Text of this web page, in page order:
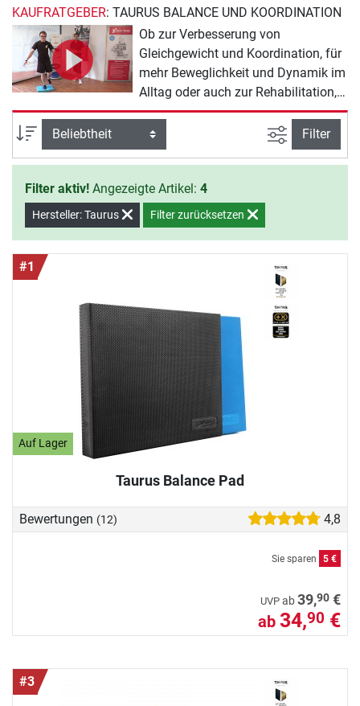
KAUFRATGEBER: TAURUS BALANCE UND KOORDINATION
Ob zur Verbesserung von
Gleichgewicht und Koordination, für
mehr Beweglichkeit und Dynamik im
Alltag oder auch zur Rehabilitation,
ob Balance-Pad, Balance Board oder
Sitzkissen: Im hochwertigen Balance
und Koordination-Sortiment von
Taurus finden Sie das passende
Gerät, um mehr Bewegungskomfort
in Ihr Leben zu bringen und sich für
die alltäglichen Belastungen in Job
Sortierung Ansicht
Filter
Filter aktiv! Angezeigte Artikel: 4
Hersteller: Taurus Filter zurücksetzen
#1
Auf Lager
Taurus Balance Pad
Bewertungen (12) 4,8
Sie sparen 5 €
UVP ab39,90 €
ab 34,90 €
#3